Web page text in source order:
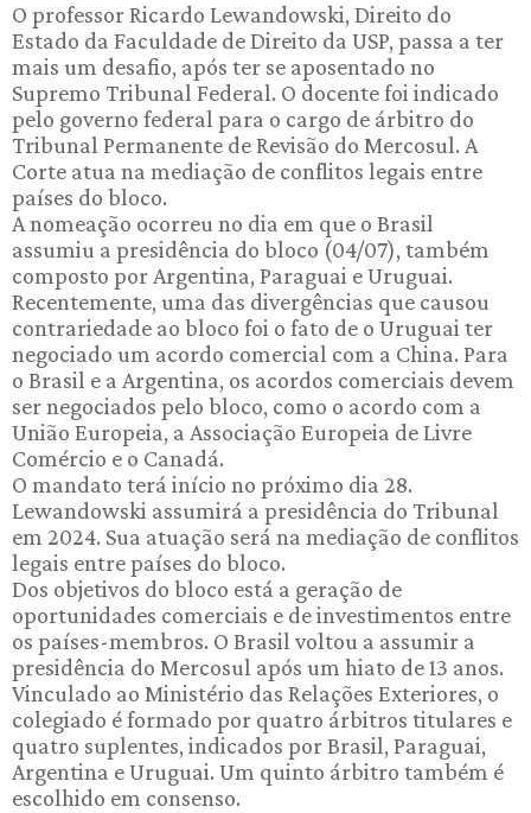
O professor Ricardo Lewandowski, Direito do
Estado da Faculdade de Direito da USP, passa a ter
mais um desafio, após ter se aposentado no
Supremo Tribunal Federal. O docente foi indicado
pelo governo federal para o cargo de árbitro do
Tribunal Permanente de Revisão do Mercosul. A
Corte atua na mediação de conflitos legais entre
países do bloco.
A nomeação ocorreu no dia em que o Brasil
assumiu a presidência do bloco (04/07), também
composto por Argentina, Paraguai e Uruguai.
Recentemente, uma das divergências que causou
contrariedade ao bloco foi o fato de o Uruguai ter
negociado um acordo comercial com a China. Para
o Brasil e a Argentina, os acordos comerciais devem
ser negociados pelo bloco, como o acordo com a
União Europeia, a Associação Europeia de Livre
Comércio e o Canadá.
O mandato terá início no próximo dia 28.
Lewandowski assumirá a presidência do Tribunal
em 2024. Sua atuação será na mediação de conflitos
legais entre países do bloco.
Dos objetivos do bloco está a geração de
oportunidades comerciais e de investimentos entre
os países-membros. O Brasil voltou a assumir a
presidência do Mercosul após um hiato de 13 anos.
Vinculado ao Ministério das Relações Exteriores, o
colegiado é formado por quatro árbitros titulares e
quatro suplentes, indicados por Brasil, Paraguai,
Argentina e Uruguai. Um quinto árbitro também é
escolhido em consenso.